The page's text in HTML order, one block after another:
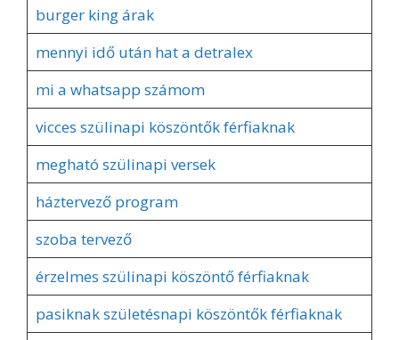
burger king árak
mennyi idő után hat a detralex
mi a whatsapp számom
vicces szülinapi köszöntők férfiaknak
megható szülinapi versek
háztervező program
szoba tervező
érzelmes szülinapi köszöntő férfiaknak
pasiknak születésnapi köszöntők férfiaknak